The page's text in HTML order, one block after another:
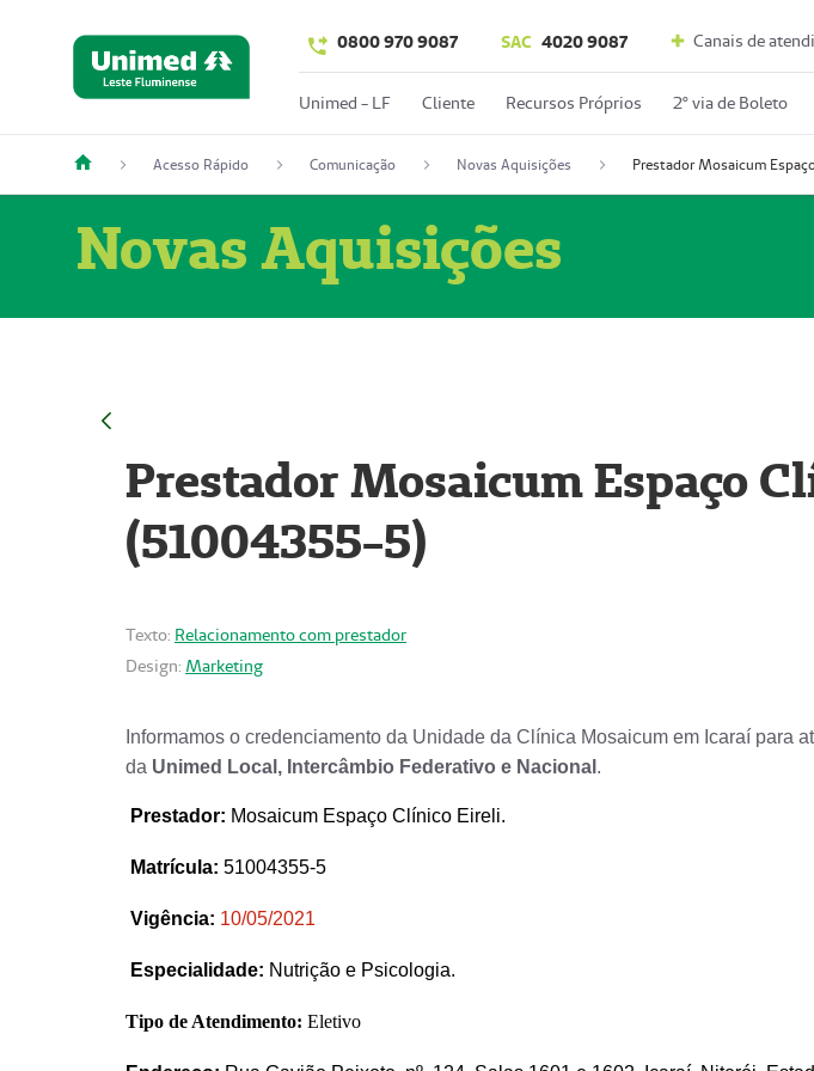
0800 970 9087 SAC 4020 9087 Canais de
Unimed - LF Cliente Recursos Próprios 2º via de Boleto
Acesso Rápido Comunicação Novas Aquisições
Novas Aquisições
Prestador Mosaicum Espaço
(51004355-5)
Texto: Relacionamento com prestador
Design: Marketing
Informamos o credenciamento da Unidade da Clínica Mosaicum em Icaraí para
da Unimed Local, Intercâmbio Federativo e Nacional .
Prestador: Mosaicum Espaço Clínico Eireli.
Matrícula: 51004355-5
Vigência: 10/05/2021
Especialidade: Nutrição e Psicologia.
Tipo de Atendimento: Eletivo